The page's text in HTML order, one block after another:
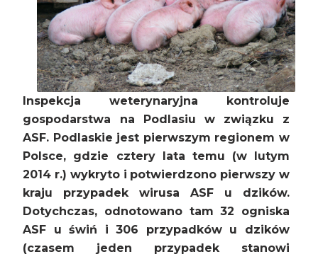
Inspekcja weterynaryjna kontroluje
gospodarstwa na Podlasiu w związku z
ASF. Podlaskie jest pierwszym regionem w
Polsce, gdzie cztery lata temu (w lutym
2014 r.) wykryto i potwierdzono pierwszy w
kraju przypadek wirusa ASF u dzików.
Dotychczas, odnotowano tam 32 ogniska
ASF u świń i 306 przypadków u dzików
(czasem jeden przypadek stanowi